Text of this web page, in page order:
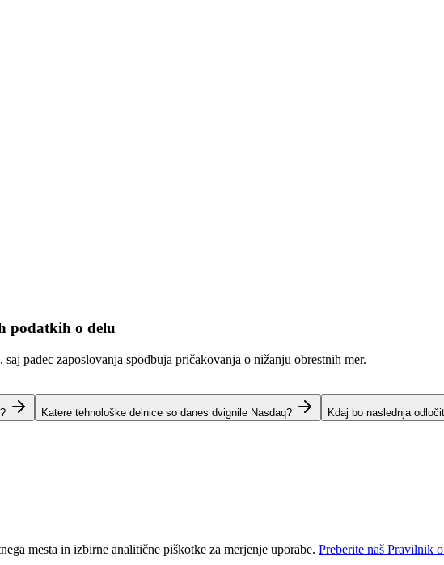
podatkih o delu
saj padec zaposlovanja spodbuja pričakovanja o nižanju obrestnih mer.
Katere tehnološke delnice so danes dvignile Nasdaq? Kdaj bo naslednja
mesta in izbirne analitične piškotke za merjenje uporabe. Preberite naš Pravilnik